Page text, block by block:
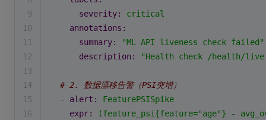
9
severity:
critical
10
annotations:
11
summary:
"ML API liveness check failed"
12
description:
"Health check /health/
13
14
# 2. 数据漂移告警（PSI突增）
15
- alert:
FeaturePSISpike
16
expr: (feature_psi{feature="age"} -